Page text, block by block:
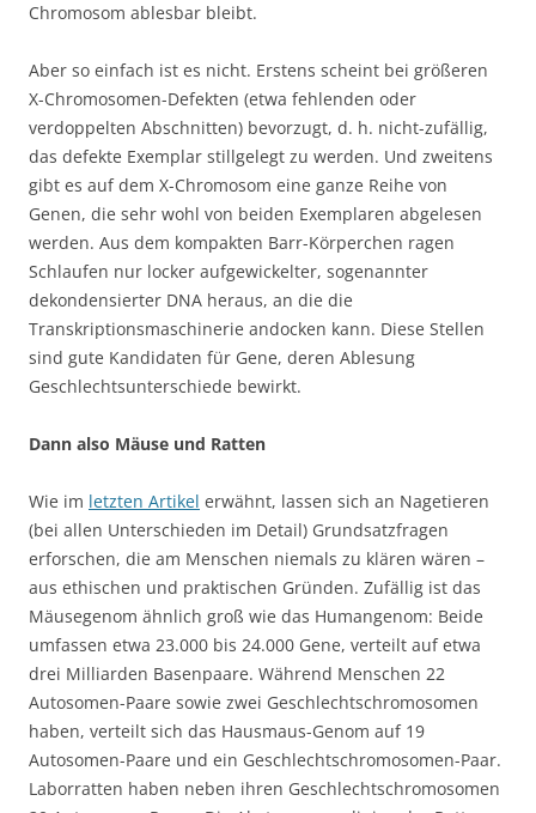
Chromosom ablesbar bleibt.
Aber so einfach ist es nicht. Erstens scheint bei größeren
X-Chromosomen-Defekten (etwa fehlenden oder
verdoppelten Abschnitten) bevorzugt, d. h. nicht-zufällig,
das defekte Exemplar stillgelegt zu werden. Und zweitens
gibt es auf dem X-Chromosom eine ganze Reihe von
Genen, die sehr wohl von beiden Exemplaren abgelesen
werden. Aus dem kompakten Barr-Körperchen ragen
Schlaufen nur locker aufgewickelter, sogenannter
dekondensierter DNA heraus, an die die
Transkriptionsmaschinerie andocken kann. Diese Stellen
sind gute Kandidaten für Gene, deren Ablesung
Geschlechtsunterschiede bewirkt.
Dann also Mäuse und Ratten
Wie im letzten Artikel erwähnt, lassen sich an Nagetieren
(bei allen Unterschieden im Detail) Grundsatzfragen
erforschen, die am Menschen niemals zu klären wären –
aus ethischen und praktischen Gründen. Zufällig ist das
Mäusegenom ähnlich groß wie das Humangenom: Beide
umfassen etwa 23.000 bis 24.000 Gene, verteilt auf etwa
drei Milliarden Basenpaare. Während Menschen 22
Autosomen-Paare sowie zwei Geschlechtschromosomen
haben, verteilt sich das Hausmaus-Genom auf 19
Autosomen-Paare und ein Geschlechtschromosomen-Paar.
Laborratten haben neben ihren Geschlechtschromosomen